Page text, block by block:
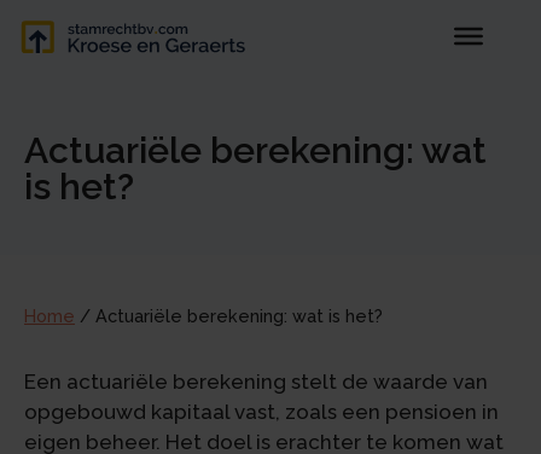
Actuariële berekening: wat
is het?
Home / Actuariële berekening: wat is het?
Een actuariële berekening stelt de waarde van
opgebouwd kapitaal vast, zoals een pensioen in
eigen beheer. Het doel is erachter te komen wat